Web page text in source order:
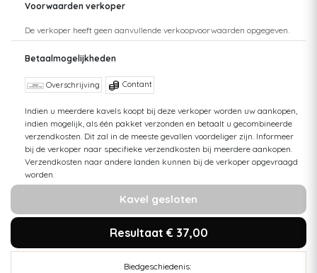
Voorwaarden verkoper
De verkoper heeft geen aanvullende verkoopvoorwaarden opgegeven.
Betaalmogelijkheden
Overschrijving Contant
Indien u meerdere kavels koopt bij deze verkoper worden uw aankopen,
indien mogelijk, als één pakket verzonden en betaalt u gecombineerde
verzendkosten. Dit zal in de meeste gevallen voordeliger zijn. Informeer
bij de verkoper naar specifieke verzendkosten bij meerdere aankopen.
Verzendkosten naar andere landen kunnen bij de verkoper opgevraagd
worden.
Kavel gesloten
Resultaat € 37,00
Biedgeschiedenis: